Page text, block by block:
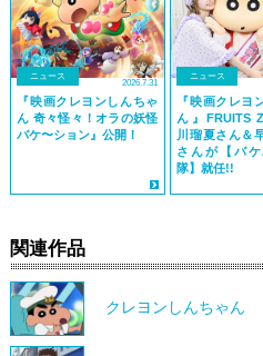
ニュース
2026.7.31
『映画クレヨンしんちゃ
ん 奇々怪々！オラの妖怪
バケ〜ション』公開！
ニュース
『映画クレヨ
ん』FRUITS
川瑠夏さん＆
さんが【バ
隊】就任!!
関連作品
クレヨンしんちゃん